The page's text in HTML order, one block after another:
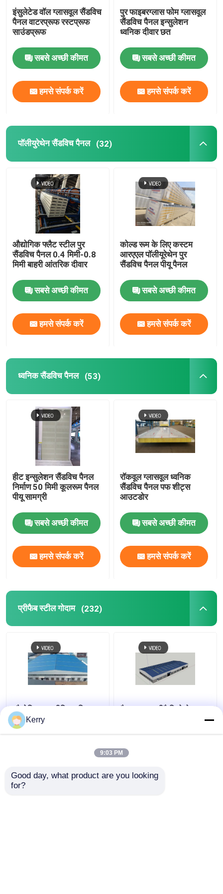
स्ट्रक्चरल स्टील बीम
इस्पात का बना हुआ कोना
स्टील चैनल अनुभाग
इंसुलेटेड वॉल ग्लासवूल सैंडविच
पैनल वाटरप्रूफ रस्टप्रूफ
साउंडप्रूफ
सबसे अच्छी कीमत
हमसे संपर्क करें
पुर फाइबरग्लास फोम ग्लासवूल
सैंडविच पैनल इन्सुलेशन
ध्वनिक दीवार छत
सबसे अच्छी कीमत
हमसे संपर्क करें
पॉलीयुरेथेन सैंडविच पैनल (32)
औद्योगिक फ्लैट स्टील पुर
सैंडविच पैनल 0.4 मिमी-0.8
मिमी बाहरी आंतरिक दीवार
सबसे अच्छी कीमत
हमसे संपर्क करें
कोल्ड रूम के लिए कस्टम
आरएएल पॉलीयूरेथेन पुर
सैंडविच पैनल पीयू पैनल
सबसे अच्छी कीमत
हमसे संपर्क करें
ध्वनिक सैंडविच पैनल (53)
हीट इन्सुलेशन सैंडविच पैनल
निर्माण 50 मिमी कूलरूम पैनल
पीयू सामग्री
सबसे अच्छी कीमत
हमसे संपर्क करें
रॉकवूल ग्लासवूल ध्वनिक
सैंडविच पैनल पफ शीट्स
आउटडोर
सबसे अच्छी कीमत
हमसे संपर्क करें
प्रीफैब स्टील गोदाम (232)
औद्योगिक एल्यूमीनियम मिश्र
धातु प्रीफैब स्टील गोदाम भवन
अनुकूलन योग्य
गैल्वनाइज्ड प्रीफैब्रिकेटेड
Kerry
9:03 PM
Good day, what product are you looking
for?